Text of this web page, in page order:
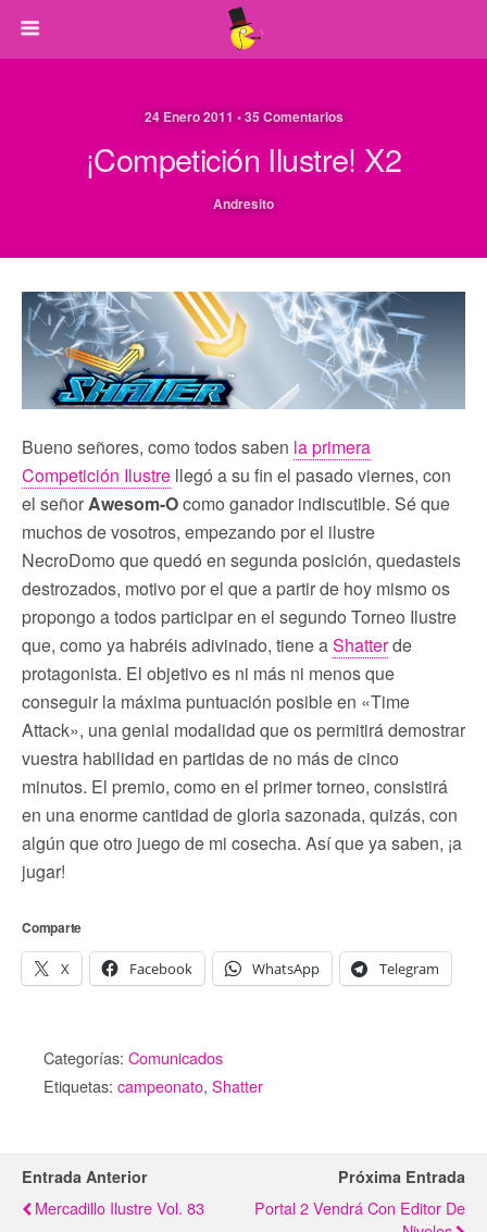
24 Enero 2011 • 35 Comentarios
¡Competición Ilustre! X2
Andresito
Bueno señores, como todos saben la primera
Competición Ilustre llegó a su fin el pasado viernes, con
el señorAwesom-Ocomo ganador indiscutible. Sé que
muchos de vosotros, empezando por el ilustre
NecroDomo que quedó en segunda posición, quedasteis
destrozados, motivo por el que a partir de hoy mismo os
propongo a todos participar en el segundo Torneo Ilustre
que, como ya habréis adivinado, tiene aShatterde
protagonista. El objetivo es ni más ni menos que
conseguir la máxima puntuación posible en «Time
Attack», una genial modalidad que os permitirá demostrar
vuestra habilidad en partidas de no más de cinco
minutos. El premio, como en el primer torneo, consistirá
en una enorme cantidad de gloria sazonada, quizás, con
algún que otro juego de mi cosecha. Así que ya saben, ¡a
jugar!
Comparte
X Facebook WhatsApp Telegram
Categorías: Comunicados
Etiquetas: campeonato, Shatter
Entrada Anterior
Mercadillo Ilustre Vol. 83
Próxima Entrada
Portal 2 Vendrá Con Editor De